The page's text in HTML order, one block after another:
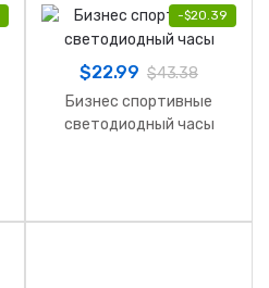
-$20.39
$22.99 $43.38
Бизнес спортивные
светодиодный часы